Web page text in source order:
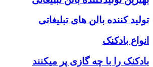
تولید کننده بالن های تبلیغاتی
انواع بادکنک
بادکنک را با چه گازی پر میکنند